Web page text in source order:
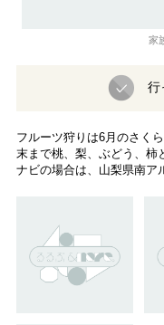
家
行
フルーツ狩りは6月のさく
末まで桃、梨、ぶどう、柿
ナビの場合は、山梨県南ア